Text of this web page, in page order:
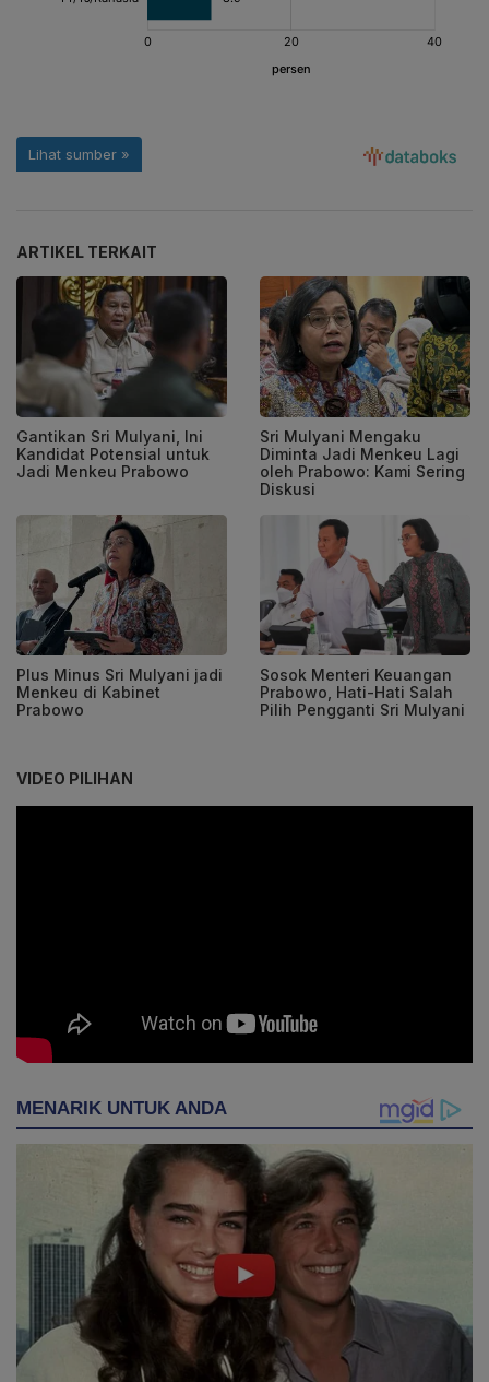
ARTIKEL TERKAIT
Gantikan Sri Mulyani, Ini
Kandidat Potensial untuk
Jadi Menkeu Prabowo
Sri Mulyani Mengaku
Diminta Jadi Menkeu Lagi
oleh Prabowo: Kami Sering
Diskusi
Plus Minus Sri Mulyani jadi
Menkeu di Kabinet
Prabowo
Sosok Menteri Keuangan
Prabowo, Hati-Hati Salah
Pilih Pengganti Sri Mulyani
VIDEO PILIHAN